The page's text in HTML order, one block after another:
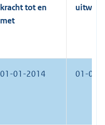
kracht tot en
met
01-01-2014 01-01-